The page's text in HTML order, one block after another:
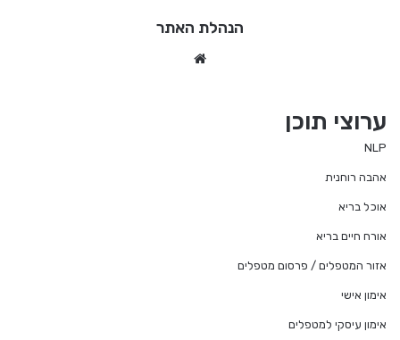
הנהלת האתר
ערוצי תוכן
NLP
אהבה רוחנית
אוכל בריא
אורח חיים בריא
אזור המטפלים / פרסום מטפלים
אימון אישי
אימון עיסקי למטפלים